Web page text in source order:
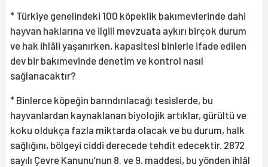
* Türkiye genelindeki 100 köpeklik bakımevlerinde dahi
hayvan haklarına ve ilgili mevzuata aykırı birçok durum
ve hak ihlâli yaşanırken, kapasitesi binlerle ifade edilen
dev bir bakımevinde denetim ve kontrol nasıl
sağlanacaktır?
* Binlerce köpeğin barındırılacağı tesislerde, bu
hayvanlardan kaynaklanan biyolojik artıklar, gürültü ve
koku oldukça fazla miktarda olacak ve bu durum, halk
sağlığını, bölgeyi ciddi derecede tehdit edecektir. 2872
sayılı Çevre Kanunu’nun 8. ve 9. maddesi, bu yönden ihlâl